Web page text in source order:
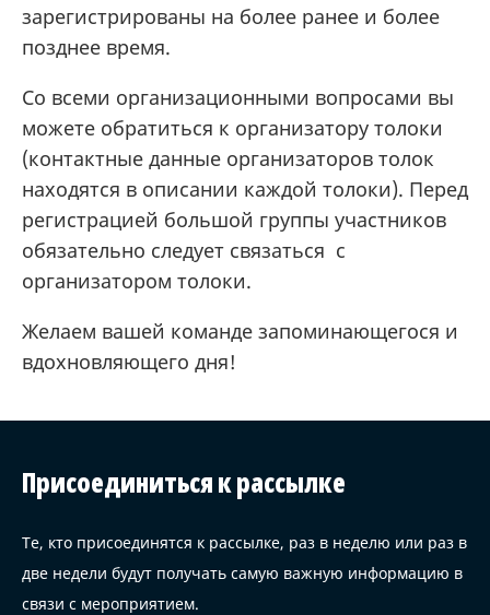
зарегистрированы на более ранее и более
позднее время.
Со всеми организационными вопросами вы
можете обратиться к организатору толоки
(контактные данные организаторов толок
находятся в описании каждой толоки). Перед
регистрацией большой группы участников
обязательно следует связаться с
организатором толоки.
Желаем вашей команде запоминающегося и
вдохновляющего дня!
Присоединиться к рассылке
Те, кто присоединятся к рассылке, раз в неделю или раз в
две недели будут получать самую важную информацию в
связи с мероприятием.